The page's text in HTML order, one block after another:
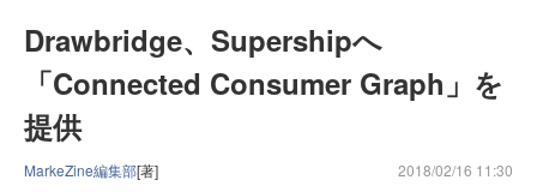
Drawbridge、Supershipへ
「Connected Consumer Graph」を
提供
MarkeZine編集部[著] 2018/02/16 11:30